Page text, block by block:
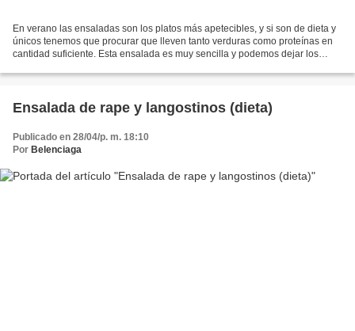
En verano las ensaladas son los platos más apetecibles, y si son de dieta y
únicos tenemos que procurar que lleven tanto verduras como proteínas en
cantidad suficiente. Esta ensalada es muy sencilla y podemos dejar los
Ensalada de rape y langostinos (dieta)
Publicado en 28/04/p. m. 18:10
Por Belenciaga